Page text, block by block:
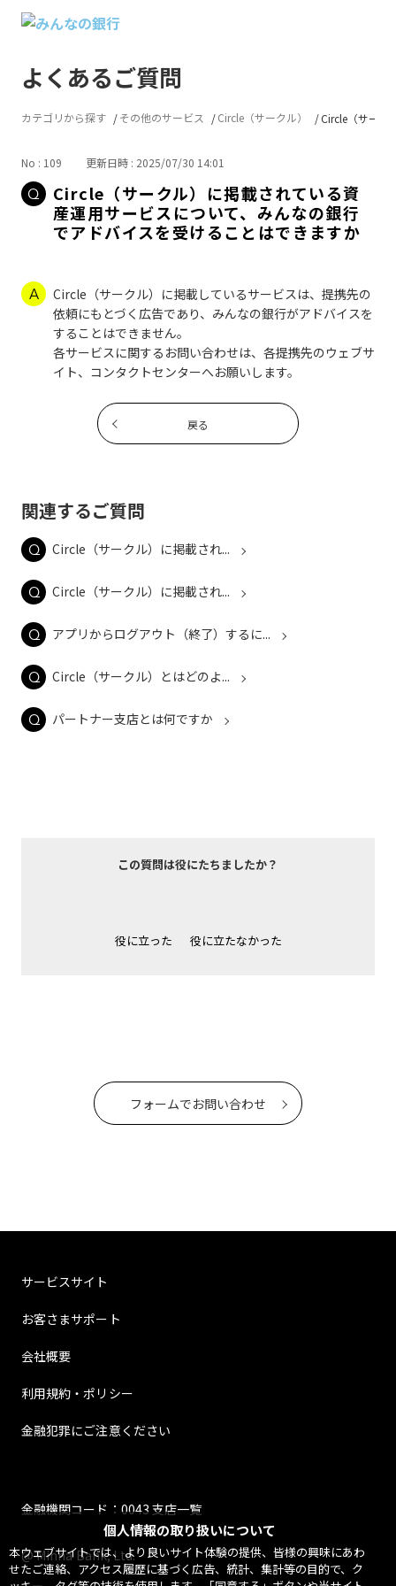
よくあるご質問
個人情報の取り扱いについて
本ウェブサイトでは、より良いサイト体験の提供、皆様の興味にあわ
せたご連絡、アクセス履歴に基づく広告、統計、集計等の目的で、ク
カテゴリから探す その他のサービス Circle（サークル） Circle（サーク
No : 109 更新日時 : 2025/07/30 14:01
Circle（サークル）に掲載されている資
産運用サービスについて、みんなの銀行
でアドバイスを受けることはできますか
Circle（サークル）に掲載しているサービスは、提携先の
依頼にもとづく広告であり、みんなの銀行がアドバイスを
することはできません。
各サービスに関するお問い合わせは、各提携先のウェブサ
イト、コンタクトセンターへお願いします。
戻る
関連するご質問
Circle（サークル）に掲載され...
Circle（サークル）に掲載され...
アプリからログアウト（終了）するに...
Circle（サークル）とはどのよ...
パートナー支店とは何ですか
この質問は役にたちましたか？
役に立った 役に立たなかった
フォームでお問い合わせ
サービスサイト
お客さまサポート
会社概要
利用規約・ポリシー
金融犯罪にご注意ください
金融機関コード：0043 支店一覧
@ Minna Bank, Ltd.